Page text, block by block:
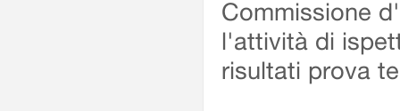
Commissione
l'attività di
risultati prova